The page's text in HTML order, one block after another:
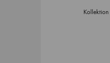
Kollektion